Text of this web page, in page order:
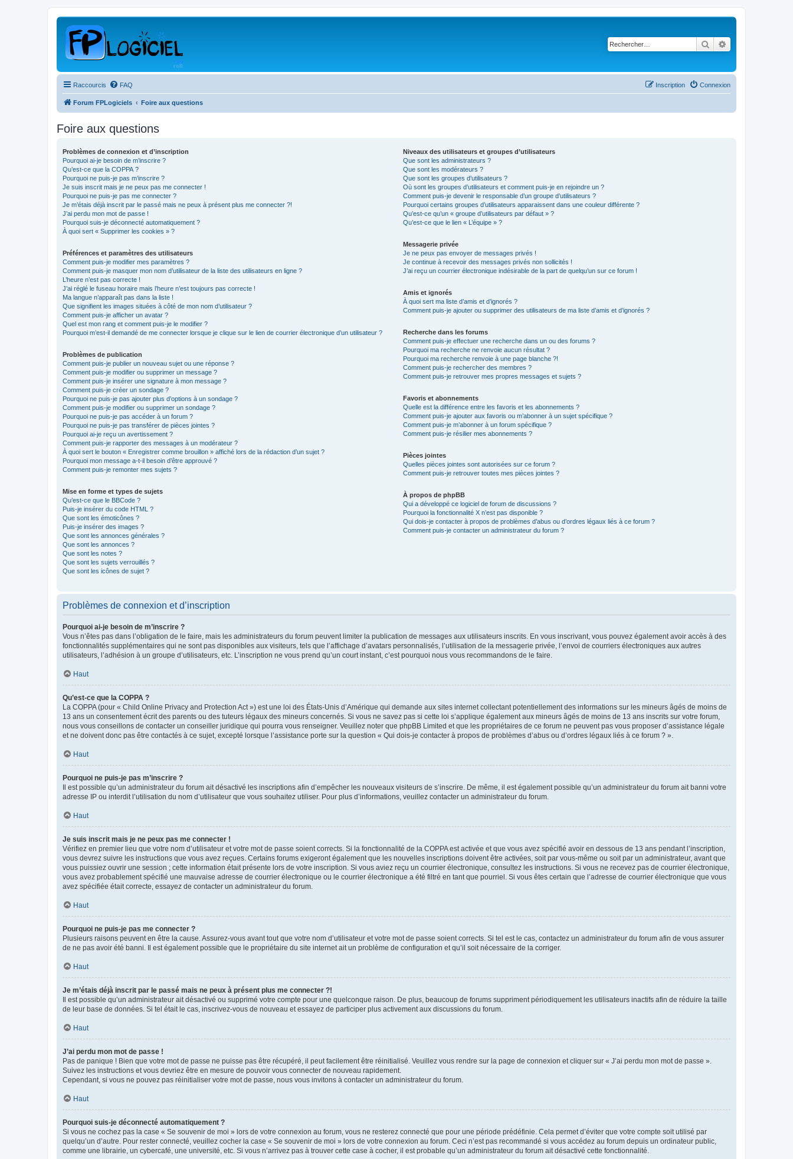
Rechercher
Raccourcis FAQ Connexion
Inscription
Forum FPLogiciels Foire aux questions
Foire aux questions
Problèmes de connexion et d’inscription
Pourquoi ai-je besoin de m’inscrire ?
Qu’est-ce que la COPPA ?
Pourquoi ne puis-je pas m’inscrire ?
Je suis inscrit mais je ne peux pas me connecter !
Pourquoi ne puis-je pas me connecter ?
Je m’étais déjà inscrit par le passé mais ne peux à présent plus me connecter ?!
J’ai perdu mon mot de passe !
Pourquoi suis-je déconnecté automatiquement ?
À quoi sert « Supprimer les cookies » ?
Préférences et paramètres des utilisateurs
Comment puis-je modifier mes paramètres ?
Comment puis-je masquer mon nom d’utilisateur de la liste des utilisateurs en ligne ?
L’heure n’est pas correcte !
J’ai réglé le fuseau horaire mais l’heure n’est toujours pas correcte !
Ma langue n’apparaît pas dans la liste !
Que signifient les images situées à côté de mon nom d’utilisateur ?
Comment puis-je afficher un avatar ?
Quel est mon rang et comment puis-je le modifier ?
Pourquoi m’est-il demandé de me connecter lorsque je clique sur le lien de courrier électronique d’un utilisateur ?
Problèmes de publication
Comment puis-je publier un nouveau sujet ou une réponse ?
Comment puis-je modifier ou supprimer un message ?
Comment puis-je insérer une signature à mon message ?
Comment puis-je créer un sondage ?
Pourquoi ne puis-je pas ajouter plus d’options à un sondage ?
Comment puis-je modifier ou supprimer un sondage ?
Pourquoi ne puis-je pas accéder à un forum ?
Pourquoi ne puis-je pas transférer de pièces jointes ?
Pourquoi ai-je reçu un avertissement ?
Comment puis-je rapporter des messages à un modérateur ?
À quoi sert le bouton « Enregistrer comme brouillon » affiché lors de la rédaction d’un sujet ?
Pourquoi mon message a-t-il besoin d’être approuvé ?
Comment puis-je remonter mes sujets ?
Mise en forme et types de sujets
Qu’est-ce que le BBCode ?
Puis-je insérer du code HTML ?
Que sont les émoticônes ?
Puis-je insérer des images ?
Que sont les annonces générales ?
Que sont les annonces ?
Que sont les notes ?
Que sont les sujets verrouillés ?
Que sont les icônes de sujet ?
Niveaux des utilisateurs et groupes d’utilisateurs
Que sont les administrateurs ?
Que sont les modérateurs ?
Que sont les groupes d’utilisateurs ?
Où sont les groupes d’utilisateurs et comment puis-je en rejoindre un ?
Comment puis-je devenir le responsable d’un groupe d’utilisateurs ?
Pourquoi certains groupes d’utilisateurs apparaissent dans une couleur différente ?
Qu’est-ce qu’un « groupe d’utilisateurs par défaut » ?
Qu’est-ce que le lien « L’équipe » ?
Messagerie privée
Je ne peux pas envoyer de messages privés !
Je continue à recevoir des messages privés non sollicités !
J’ai reçu un courrier électronique indésirable de la part de quelqu’un sur ce forum !
Amis et ignorés
À quoi sert ma liste d’amis et d’ignorés ?
Comment puis-je ajouter ou supprimer des utilisateurs de ma liste d’amis et d’ignorés ?
Recherche dans les forums
Comment puis-je effectuer une recherche dans un ou des forums ?
Pourquoi ma recherche ne renvoie aucun résultat ?
Pourquoi ma recherche renvoie à une page blanche ?!
Comment puis-je rechercher des membres ?
Comment puis-je retrouver mes propres messages et sujets ?
Favoris et abonnements
Quelle est la différence entre les favoris et les abonnements ?
Comment puis-je ajouter aux favoris ou m’abonner à un sujet spécifique ?
Comment puis-je m’abonner à un forum spécifique ?
Comment puis-je résilier mes abonnements ?
Pièces jointes
Quelles pièces jointes sont autorisées sur ce forum ?
Comment puis-je retrouver toutes mes pièces jointes ?
À propos de phpBB
Qui a développé ce logiciel de forum de discussions ?
Pourquoi la fonctionnalité X n’est pas disponible ?
Qui dois-je contacter à propos de problèmes d’abus ou d’ordres légaux liés à ce forum ?
Comment puis-je contacter un administrateur du forum ?
Problèmes de connexion et d’inscription
Pourquoi ai-je besoin de m’inscrire ?
Vous n’êtes pas dans l’obligation de le faire, mais les administrateurs du forum peuvent limiter la publication de messages aux utilisateurs inscrits. En vous inscrivant, vous pouvez également avoir accès à des
fonctionnalités supplémentaires qui ne sont pas disponibles aux visiteurs, tels que l’affichage d’avatars personnalisés, l’utilisation de la messagerie privée, l’envoi de courriers électroniques aux autres
utilisateurs, l’adhésion à un groupe d’utilisateurs, etc. L’inscription ne vous prend qu’un court instant, c’est pourquoi nous vous recommandons de le faire.
Haut
Qu’est-ce que la COPPA ?
La COPPA (pour « Child Online Privacy and Protection Act ») est une loi des États-Unis d’Amérique qui demande aux sites internet collectant potentiellement des informations sur les mineurs âgés de moins de
13 ans un consentement écrit des parents ou des tuteurs légaux des mineurs concernés. Si vous ne savez pas si cette loi s’applique également aux mineurs âgés de moins de 13 ans inscrits sur votre forum,
nous vous conseillons de contacter un conseiller juridique qui pourra vous renseigner. Veuillez noter que phpBB Limited et que les propriétaires de ce forum ne peuvent pas vous proposer d’assistance légale
et ne doivent donc pas être contactés à ce sujet, excepté lorsque l’assistance porte sur la question « Qui dois-je contacter à propos de problèmes d’abus ou d’ordres légaux liés à ce forum ? ».
Haut
Pourquoi ne puis-je pas m’inscrire ?
Il est possible qu’un administrateur du forum ait désactivé les inscriptions afin d’empêcher les nouveaux visiteurs de s’inscrire. De même, il est également possible qu’un administrateur du forum ait banni votre
adresse IP ou interdit l’utilisation du nom d’utilisateur que vous souhaitez utiliser. Pour plus d’informations, veuillez contacter un administrateur du forum.
Haut
Je suis inscrit mais je ne peux pas me connecter !
Vérifiez en premier lieu que votre nom d’utilisateur et votre mot de passe soient corrects. Si la fonctionnalité de la COPPA est activée et que vous avez spécifié avoir en dessous de 13 ans pendant l’inscription,
vous devrez suivre les instructions que vous avez reçues. Certains forums exigeront également que les nouvelles inscriptions doivent être activées, soit par vous-même ou soit par un administrateur, avant que
vous puissiez ouvrir une session ; cette information était présente lors de votre inscription. Si vous aviez reçu un courrier électronique, consultez les instructions. Si vous ne recevez pas de courrier électronique,
vous avez probablement spécifié une mauvaise adresse de courrier électronique ou le courrier électronique a été filtré en tant que pourriel. Si vous êtes certain que l’adresse de courrier électronique que vous
avez spécifiée était correcte, essayez de contacter un administrateur du forum.
Haut
Pourquoi ne puis-je pas me connecter ?
Plusieurs raisons peuvent en être la cause. Assurez-vous avant tout que votre nom d’utilisateur et votre mot de passe soient corrects. Si tel est le cas, contactez un administrateur du forum afin de vous assurer
de ne pas avoir été banni. Il est également possible que le propriétaire du site internet ait un problème de configuration et qu’il soit nécessaire de la corriger.
Haut
Je m’étais déjà inscrit par le passé mais ne peux à présent plus me connecter ?!
Il est possible qu’un administrateur ait désactivé ou supprimé votre compte pour une quelconque raison. De plus, beaucoup de forums suppriment périodiquement les utilisateurs inactifs afin de réduire la taille
de leur base de données. Si tel était le cas, inscrivez-vous de nouveau et essayez de participer plus activement aux discussions du forum.
Haut
J’ai perdu mon mot de passe !
Pas de panique ! Bien que votre mot de passe ne puisse pas être récupéré, il peut facilement être réinitialisé. Veuillez vous rendre sur la page de connexion et cliquer sur « J’ai perdu mon mot de passe ».
Suivez les instructions et vous devriez être en mesure de pouvoir vous connecter de nouveau rapidement.
Cependant, si vous ne pouvez pas réinitialiser votre mot de passe, nous vous invitons à contacter un administrateur du forum.
Haut
Pourquoi suis-je déconnecté automatiquement ?
Si vous ne cochez pas la case « Se souvenir de moi » lors de votre connexion au forum, vous ne resterez connecté que pour une période prédéfinie. Cela permet d’éviter que votre compte soit utilisé par
quelqu’un d’autre. Pour rester connecté, veuillez cocher la case « Se souvenir de moi » lors de votre connexion au forum. Ceci n’est pas recommandé si vous accédez au forum depuis un ordinateur public,
comme une librairie, un cybercafé, une université, etc. Si vous n’arrivez pas à trouver cette case à cocher, il est probable qu’un administrateur du forum ait désactivé cette fonctionnalité.